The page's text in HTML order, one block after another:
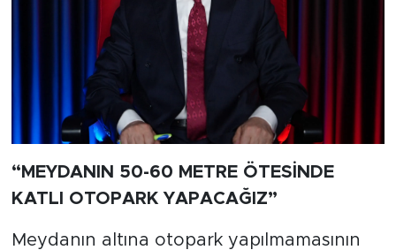
“MEYDANIN 50-60 METRE ÖTESİNDE
KATLI OTOPARK YAPACAĞIZ”
Meydanın altına otopark yapılmamasının